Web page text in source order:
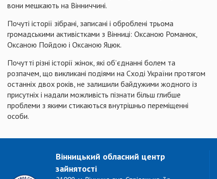
вони мешкають на Вінниччині.
Почуті історії зібрані, записані і оброблені трьома
громадськими активістками з Вінниці: Оксаною Романюк,
Оксаною Пойдою і Оксаною Яцюк.
Почутті різні історії жінок, які об’єднанні болем та
розпачем, що викликані подіями на Сході України протягом
останніх двох років, не залишили байдужими жодного із
присутніх і надали можливість пізнати більш глибше
проблеми з якими стикаються внутрішньо переміщенні
особи.
Вінницький обласний центр
зайнятості